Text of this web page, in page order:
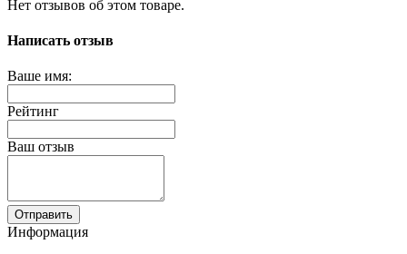
Нет отзывов об этом товаре.
Написать отзыв
Ваше имя:
Рейтинг
Ваш отзыв
Отправить
Информация